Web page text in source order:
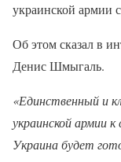
украинской армии
Об этом сказал в
Денис Шмыгаль.
«Единственный и
украинской армии
Украина будет